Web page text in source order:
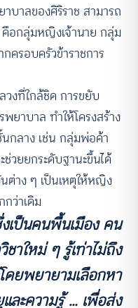
าบาลของศิริราช สามารถ
อกลุ่มหญิงเจ้านาย กลุ่ม
รอบครัวข้าราชการ
งที่ใกล้ชิด การขยับ
ยาบาล ทำให้โครงสร้าง
กลาง เช่น กลุ่มพ่อค้า
วยยกระดับฐานะขึ้นได้
ต่าง ๆ เป็นเหตุให้หญิง
ว่าเดิม
เป็นคนพื้นเมือง คน
าใหม่ ๆ รู้เท่าไม่ถึง
ดยพยายามเลือกหา
ละความรู้ … เพื่อส่ง